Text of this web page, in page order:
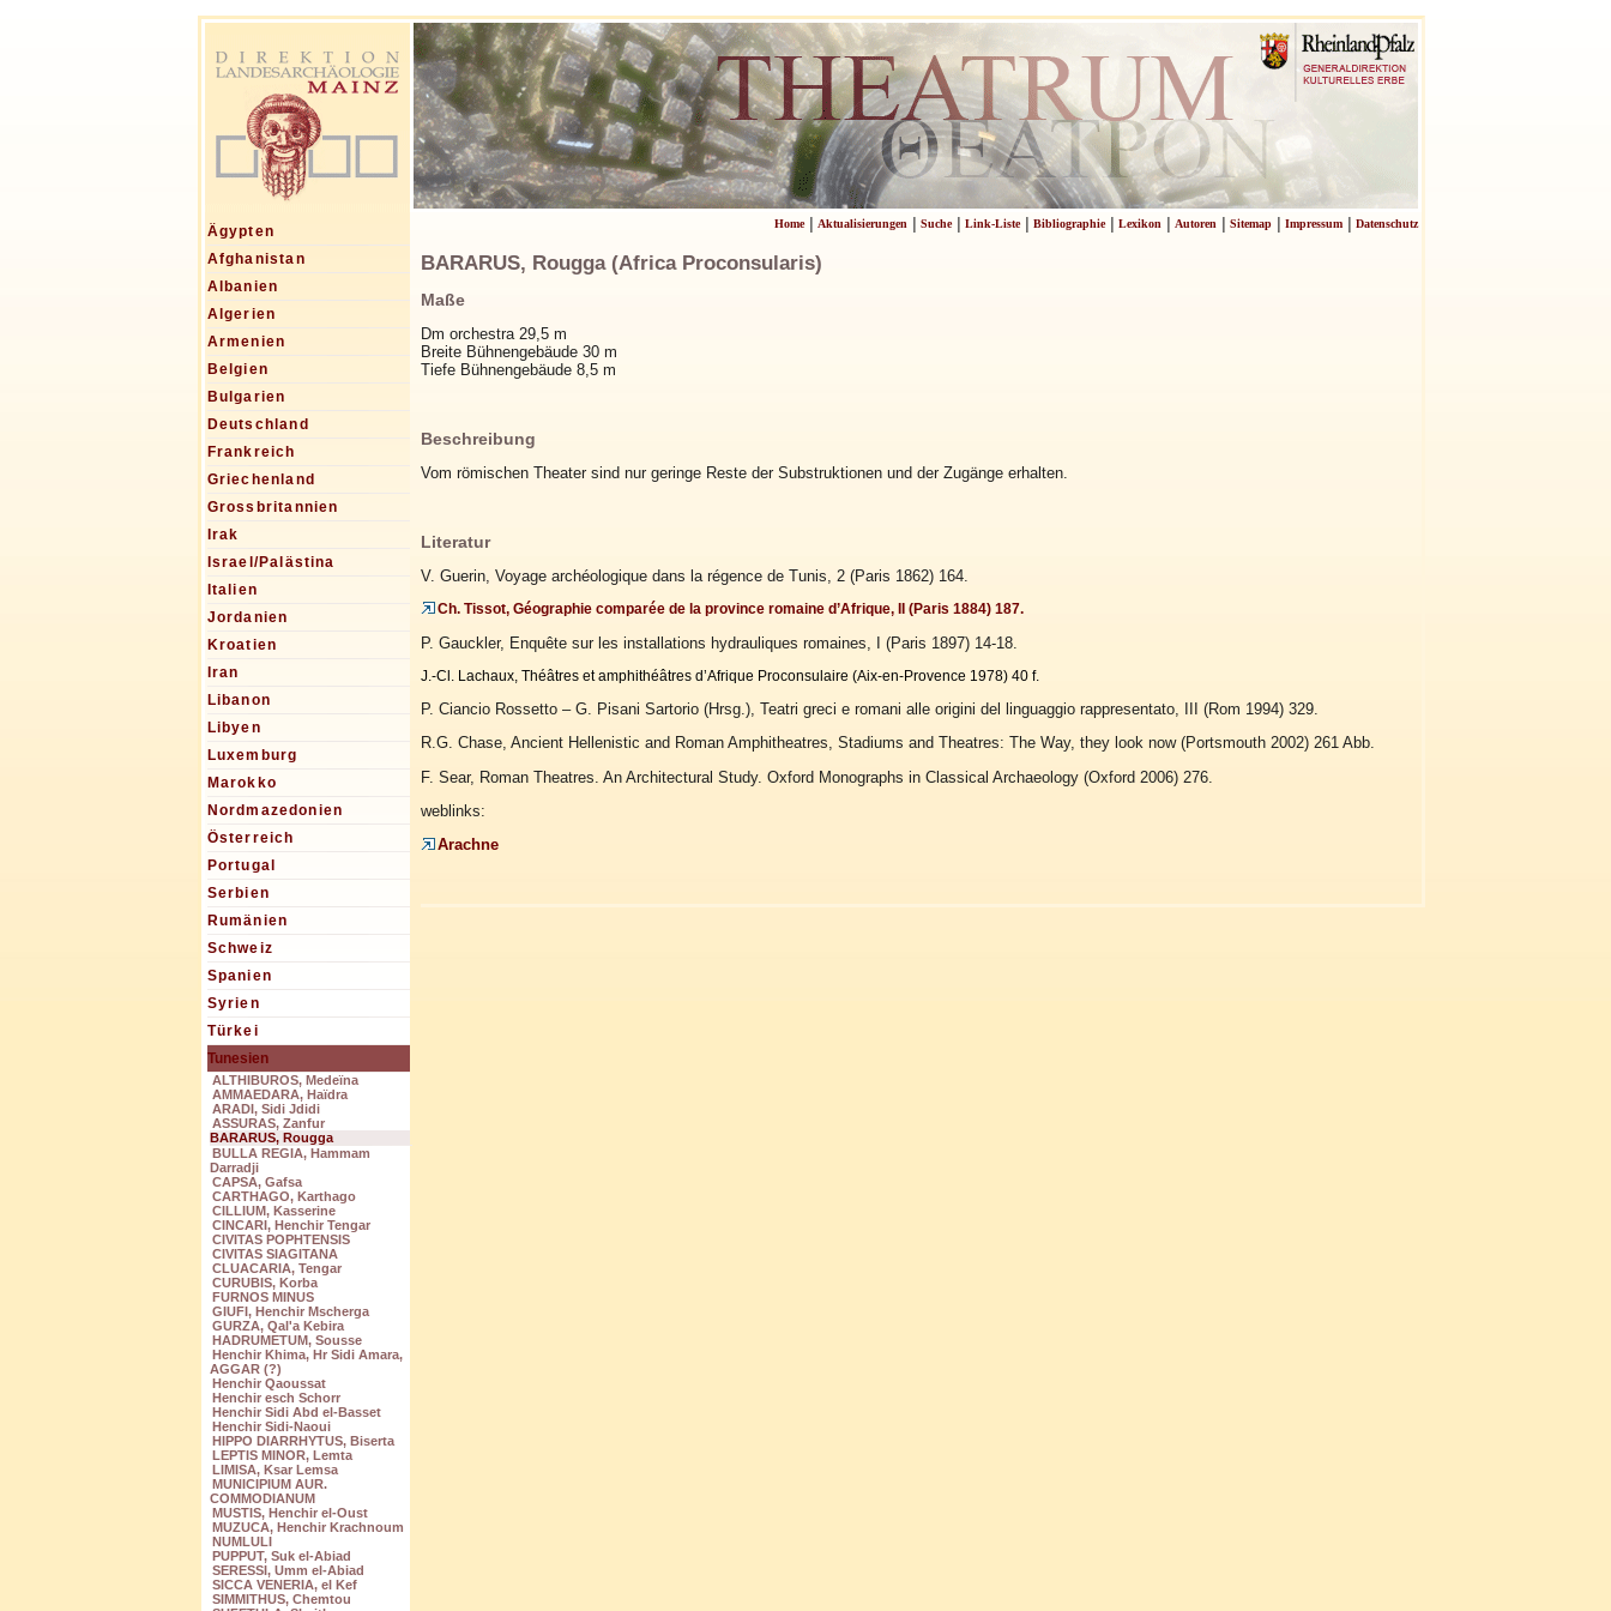
Ägypten
Afghanistan
Albanien
Algerien
Armenien
Belgien
Bulgarien
Deutschland
Frankreich
Griechenland
Grossbritannien
Irak
Israel/Palästina
Italien
Jordanien
Kroatien
Iran
Libanon
Libyen
Luxemburg
Marokko
Nordmazedonien
Österreich
Portugal
Serbien
Rumänien
Schweiz
Spanien
Syrien
Türkei
Tunesien
ALTHIBUROS, Medeïna
AMMAEDARA, Haïdra
ARADI, Sidi Jdidi
ASSURAS, Zanfur
BARARUS, Rougga
BULLA REGIA, Hammam
Darradji
CAPSA, Gafsa
CARTHAGO, Karthago
CILLIUM, Kasserine
CINCARI, Henchir Tengar
CIVITAS POPHTENSIS
CIVITAS SIAGITANA
CLUACARIA, Tengar
CURUBIS, Korba
FURNOS MINUS
GIUFI, Henchir Mscherga
GURZA, Qal'a Kebira
HADRUMETUM, Sousse
Henchir Khima, Hr Sidi Amara,
AGGAR (?)
Henchir Qaoussat
Henchir esch Schorr
Henchir Sidi Abd el-Basset
Henchir Sidi-Naoui
HIPPO DIARRHYTUS, Biserta
LEPTIS MINOR, Lemta
LIMISA, Ksar Lemsa
MUNICIPIUM AUR.
COMMODIANUM
MUSTIS, Henchir el-Oust
MUZUCA, Henchir Krachnoum
NUMLULI
PUPPUT, Suk el-Abiad
SERESSI, Umm el-Abiad
SICCA VENERIA, el Kef
SIMMITHUS, Chemtou
Home| Aktualisierungen| Suche| Link-Liste| Bibliographie| Lexikon| Autoren| Sitemap| Impressum| Datenschutz
BARARUS, Rougga (Africa Proconsularis)
Maße
Dm orchestra 29,5 m
Breite Bühnengebäude 30 m
Tiefe Bühnengebäude 8,5 m
Beschreibung
Vom römischen Theater sind nur geringe Reste der Substruktionen und der Zugänge erhalten.
Literatur
V. Guerin, Voyage archéologique dans la régence de Tunis, 2 (Paris 1862) 164.
Ch. Tissot, Géographie comparée de la province romaine d’Afrique, II (Paris 1884) 187.
P. Gauckler, Enquête sur les installations hydrauliques romaines, I (Paris 1897) 14-18.
J.-Cl. Lachaux, Théâtres et amphithéâtres d’Afrique Proconsulaire (Aix-en-Provence 1978) 40 f.
P. Ciancio Rossetto – G. Pisani Sartorio (Hrsg.), Teatri greci e romani alle origini del linguaggio rappresentato, III (Rom 1994) 329.
R.G. Chase, Ancient Hellenistic and Roman Amphitheatres, Stadiums and Theatres: The Way, they look now (Portsmouth 2002) 261 Abb.
F. Sear, Roman Theatres. An Architectural Study. Oxford Monographs in Classical Archaeology (Oxford 2006) 276.
weblinks:
Arachne